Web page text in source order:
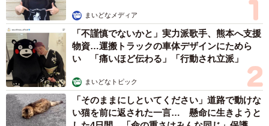
まいどなメディア
「不謹慎でないかと」実力派歌手、熊本へ支援
物資…運搬トラックの車体デザインにためら
い 「痛いほど伝わる」「行動され立派」
まいどなトピック
「そのままにしといてください」道路で動けな
い猫を前に返された一言… 懸命に生きようと